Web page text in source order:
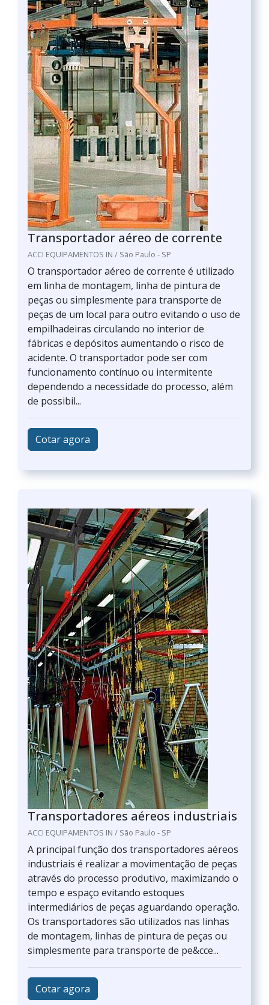
Transportador aéreo de corrente
ACCI EQUIPAMENTOS IN / São Paulo - SP
O transportador aéreo de corrente é utilizado
em linha de montagem, linha de pintura de
peças ou simplesmente para transporte de
peças de um local para outro evitando o uso de
empilhadeiras circulando no interior de
fábricas e depósitos aumentando o risco de
acidente. O transportador pode ser com
funcionamento contínuo ou intermitente
dependendo a necessidade do processo, além
de possibil...
Cotar agora
Transportadores aéreos industriais
ACCI EQUIPAMENTOS IN / São Paulo - SP
A principal função dos transportadores aéreos
industriais é realizar a movimentação de peças
através do processo produtivo, maximizando o
tempo e espaço evitando estoques
intermediários de peças aguardando operação.
Os transportadores são utilizados nas linhas
de montagem, linhas de pintura de peças ou
simplesmente para transporte de pe&cce...
Cotar agora